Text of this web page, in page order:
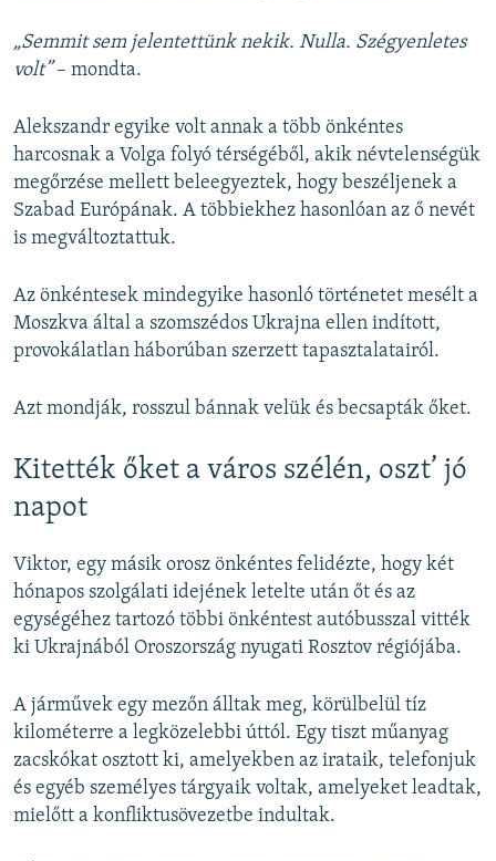
„Semmit sem jelentettünk nekik. Nulla. Szégyenletes
volt”– mondta.
Alekszandr egyike volt annak a több önkéntes
harcosnak a Volga folyó térségéből, akik névtelenségük
megőrzése mellett beleegyeztek, hogy beszéljenek a
Szabad Európának. A többiekhez hasonlóan az ő nevét
is megváltoztattuk.
Az önkéntesek mindegyike hasonló történetet mesélt a
Moszkva által a szomszédos Ukrajna ellen indított,
provokálatlan háborúban szerzett tapasztalatairól.
Azt mondják, rosszul bánnak velük és becsapták őket.
Kitették őket a város szélén, oszt’ jó
napot
Viktor, egy másik orosz önkéntes felidézte, hogy két
hónapos szolgálati idejének letelte után őt és az
egységéhez tartozó többi önkéntest autóbusszal vitték
ki Ukrajnából Oroszország nyugati Rosztov régiójába.
A járművek egy mezőn álltak meg, körülbelül tíz
kilométerre a legközelebbi úttól. Egy tiszt műanyag
zacskókat osztott ki, amelyekben az irataik, telefonjuk
és egyéb személyes tárgyaik voltak, amelyeket leadtak,
mielőtt a konfliktusövezetbe indultak.